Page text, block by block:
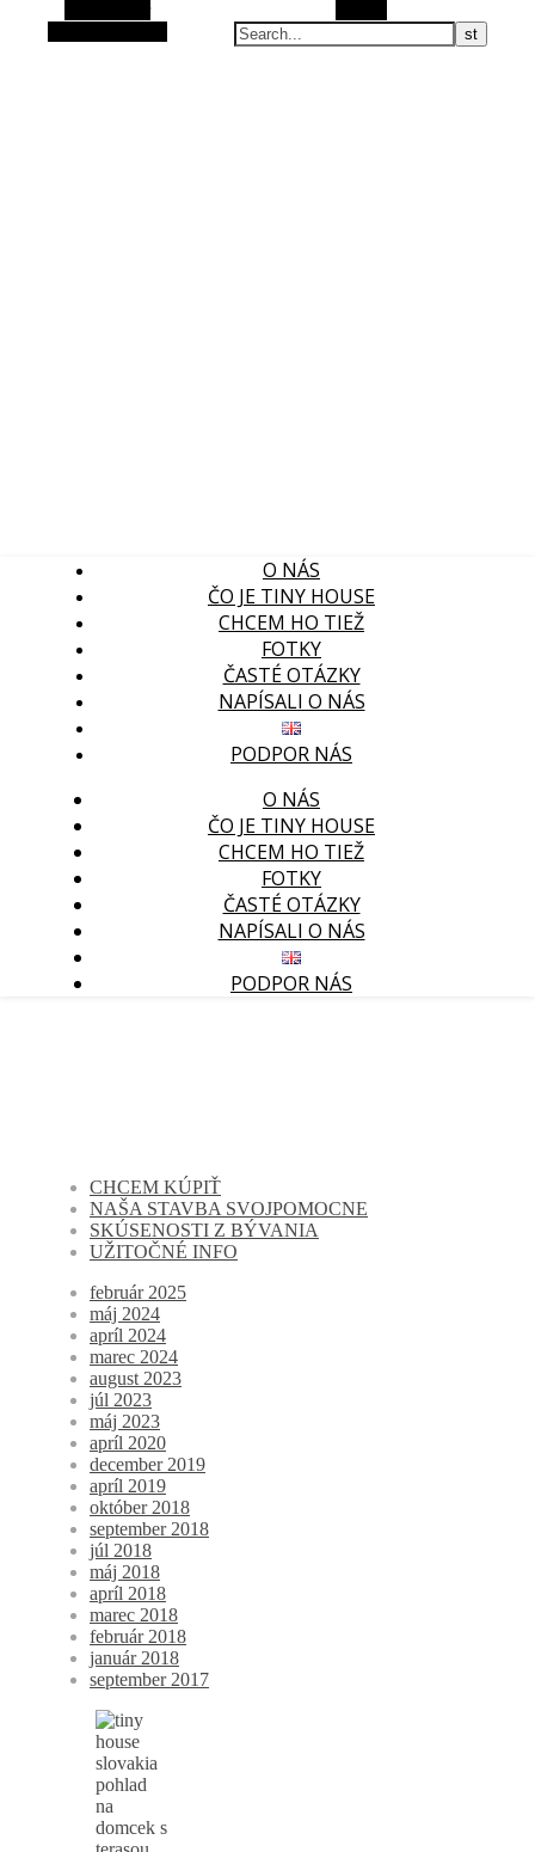
O NÁS
ČO JE TINY HOUSE
CHCEM HO TIEŽ
FOTKY
ČASTÉ OTÁZKY
NAPÍSALI O NÁS
PODPOR NÁS
O NÁS
ČO JE TINY HOUSE
CHCEM HO TIEŽ
FOTKY
ČASTÉ OTÁZKY
NAPÍSALI O NÁS
PODPOR NÁS
CHCEM KÚPIŤ
NAŠA STAVBA SVOJPOMOCNE
SKÚSENOSTI Z BÝVANIA
UŽITOČNÉ INFO
február 2025
máj 2024
apríl 2024
marec 2024
august 2023
júl 2023
máj 2023
apríl 2020
december 2019
apríl 2019
október 2018
september 2018
júl 2018
máj 2018
apríl 2018
marec 2018
február 2018
január 2018
september 2017